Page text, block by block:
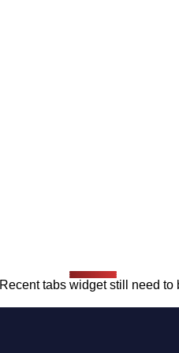
Recent tabs widget still need to